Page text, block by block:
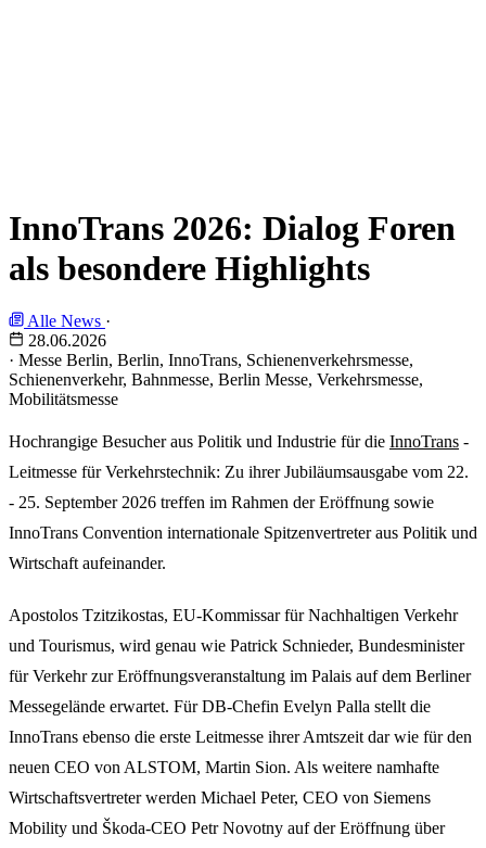
InnoTrans 2026: Dialog Foren
als besondere Highlights
Alle News ·
28.06.2026
· Messe Berlin, Berlin, InnoTrans, Schienenverkehrsmesse,
Schienenverkehr, Bahnmesse, Berlin Messe, Verkehrsmesse,
Mobilitätsmesse
Hochrangige Besucher aus Politik und Industrie für die InnoTrans -
Leitmesse für Verkehrstechnik: Zu ihrer Jubiläumsausgabe vom 22.
- 25. September 2026 treffen im Rahmen der Eröffnung sowie
InnoTrans Convention internationale Spitzenvertreter aus Politik und
Wirtschaft aufeinander.
Apostolos Tzitzikostas, EU-Kommissar für Nachhaltigen Verkehr
und Tourismus, wird genau wie Patrick Schnieder, Bundesminister
für Verkehr zur Eröffnungsveranstaltung im Palais auf dem Berliner
Messegelände erwartet. Für DB-Chefin Evelyn Palla stellt die
InnoTrans ebenso die erste Leitmesse ihrer Amtszeit dar wie für den
neuen CEO von ALSTOM, Martin Sion. Als weitere namhafte
Wirtschaftsvertreter werden Michael Peter, CEO von Siemens
Mobility und Škoda-CEO Petr Novotny auf der Eröffnung über